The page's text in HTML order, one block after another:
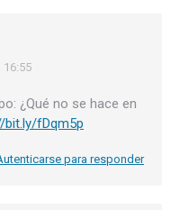
16:55
¿Qué no se hace en
bit.ly/fDqm5p
para responder